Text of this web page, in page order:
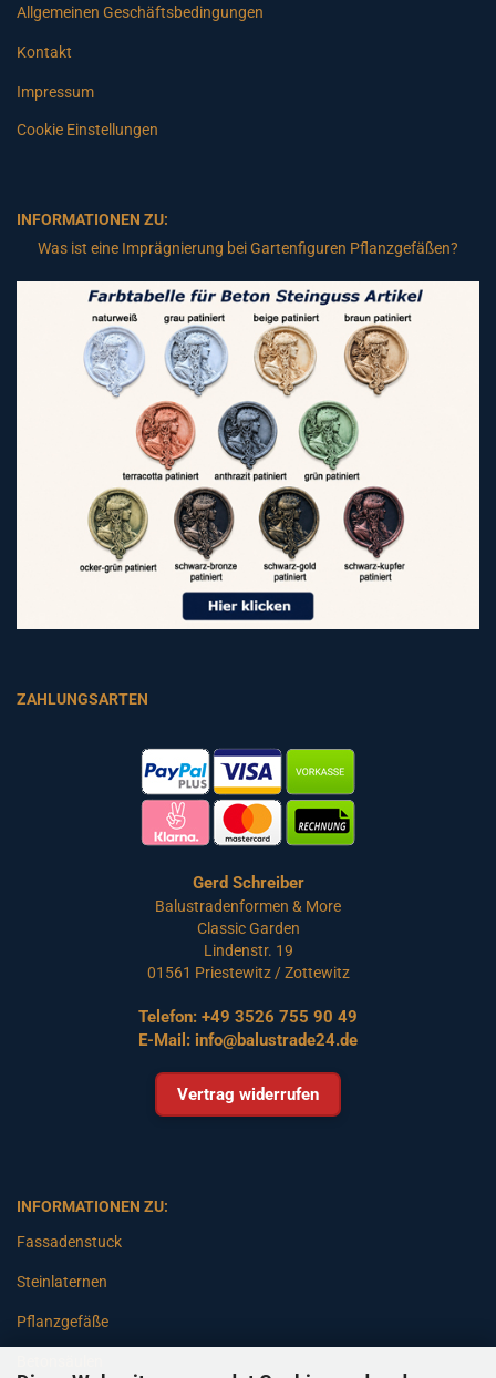
Allgemeinen Geschäftsbedingungen
Kontakt
Impressum
Cookie Einstellungen
INFORMATIONEN ZU:
Was ist eine Imprägnierung bei Gartenfiguren Pflanzgefäßen?
ZAHLUNGSARTEN
Gerd Schreiber
Balustradenformen & More
Classic Garden
Lindenstr. 19
01561 Priestewitz / Zottewitz
Telefon: +49 3526 755 90 49
E-Mail: info@balustrade24.de
Vertrag widerrufen
INFORMATIONEN ZU:
Fassadenstuck
Steinlaternen
Pflanzgefäße